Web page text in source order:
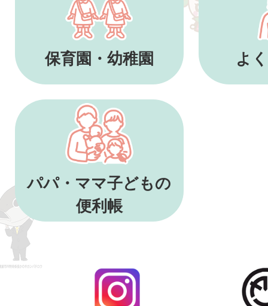
保育園・幼稚園 よ
パパ・ママ子どもの
便利帳